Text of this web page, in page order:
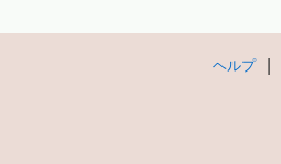
ヘルプ